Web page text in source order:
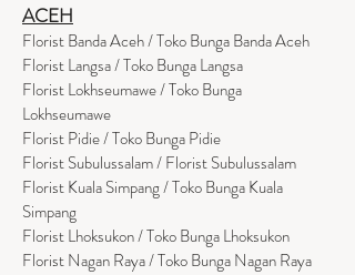
ACEH
Florist Banda Aceh / Toko Bunga Banda Aceh
Florist Langsa / Toko Bunga Langsa
Florist Lokhseumawe / Toko Bunga
Lokhseumawe
Florist Pidie / Toko Bunga Pidie
Florist Subulussalam / Florist Subulussalam
Florist Kuala Simpang / Toko Bunga Kuala
Simpang
Florist Lhoksukon / Toko Bunga Lhoksukon
Florist Nagan Raya / Toko Bunga Nagan Raya